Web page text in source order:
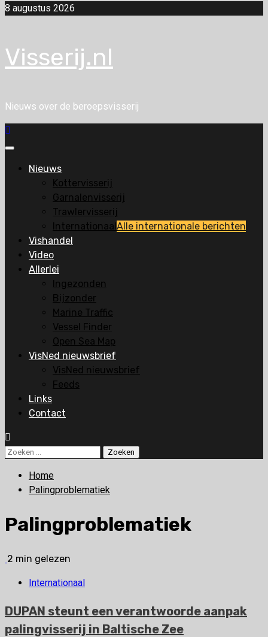
8 augustus 2026
Visserij.nl
Nieuws over de beroepsvisserij
Primair
Nieuws
Kottervisserij
Garnalenvisserij
Trawlervisserij
InternationaalAlle internationale berichten
Vishandel
Video
Allerlei
Ingezonden
Bijzonder
Marine Traffic
Vessel Finder
Open Sea Map
VisNed nieuwsbrief
VisNed nieuwsbrief
Feeds
Links
Contact
Zoeken
Home
Palingproblematiek
Palingproblematiek
2 min gelezen
Internationaal
DUPAN steunt een verantwoorde aanpak
palingvisserij in Baltische Zee